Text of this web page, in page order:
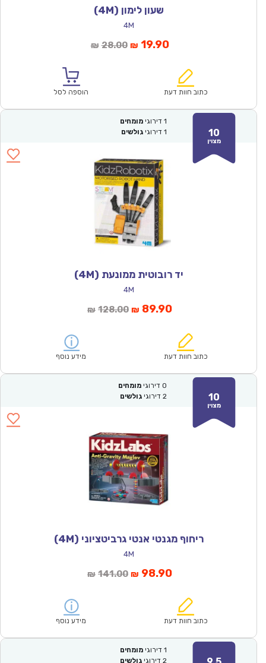
שעון לימון (4M)
4M
₪ 28.00המחיר
₪28.00.
₪ 19.90המחיר
הוא:
₪19.90.כתוב חוות דעת הוספה לסל
10
מצוין
1 דירוגי מומחים
1 דירוגי גולשים
יד רובוטית ממונעת (4M)
4M
₪ 128.00המחיר
₪128.00.
₪ 89.90המחיר
הוא:
כתוב חוות דעת מידע נוסף
10
מצוין
0 דירוגי מומחים
2 דירוגי גולשים
ריחוף מגנטי אנטי גרביטציוני (4M)
4M
₪ 141.00המחיר
₪141.00.
₪ 98.90המחיר
הוא:
כתוב חוות דעת מידע נוסף
1 דירוגי מומחים
2 דירוגי גולשים